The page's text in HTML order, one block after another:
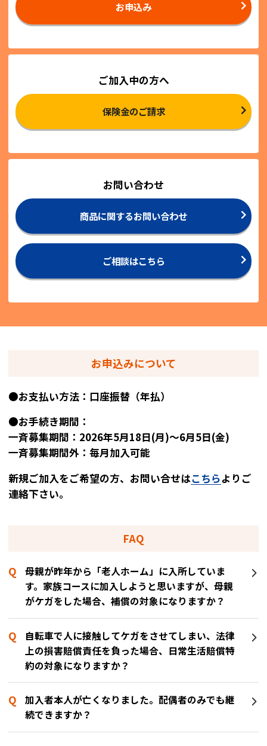
お申込み
ご加入中の方へ
保険金のご請求
お問い合わせ
商品に関するお問い合わせ
ご相談はこちら
お申込みについて
●お支払い方法：口座振替（年払）
●お手続き期間：
一斉募集期間：2026年5月18日(月)～6月5日(金)
一斉募集期間外：毎月加入可能
新規ご加入をご希望の方、お問い合せはこちらよりご
連絡下さい。
FAQ
母親が昨年から「老人ホーム」に入所していま
す。家族コースに加入しようと思いますが、母親
がケガをした場合、補償の対象になりますか？
自転車で人に接触してケガをさせてしまい、法律
上の損害賠償責任を負った場合、日常生活賠償特
約の対象になりますか？
加入者本人が亡くなりました。配偶者のみでも継
続できますか？